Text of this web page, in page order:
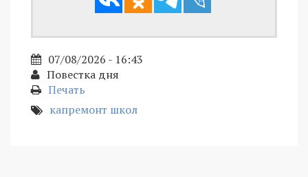
07/08/2026 - 16:43
Повестка дня
Печать
капремонт школ